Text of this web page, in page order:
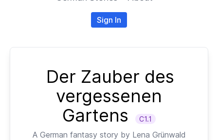
Sign In
Der Zauber des
vergessenen
Gartens
C1.1
A German fantasy story by Lena Grünwald